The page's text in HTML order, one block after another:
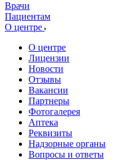
Врачи
Пациентам
О центре
О центре
Лицензии
Новости
Отзывы
Вакансии
Партнеры
Фотогалерея
Аптека
Реквизиты
Надзорные органы
Вопросы и ответы